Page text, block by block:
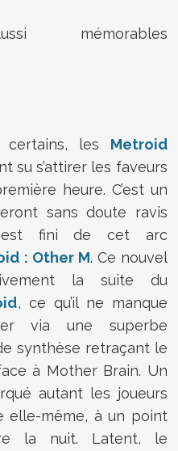
mémorables
certains, les Metroid
su s’attirer les faveurs
heure. C’est un
sans doute ravis
est fini de cet arc
: Other M. Ce nouvel
la suite du
, ce qu’il ne manque
via une superbe
synthèse retraçant le
à Mother Brain. Un
autant les joueurs
elle-même, à un point
la nuit. Latent, le